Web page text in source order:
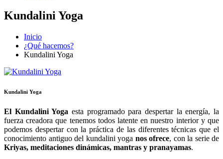
Kundalini Yoga
Inicio
¿Qué hacemos?
Kundalini Yoga
Kundalini Yoga
El Kundalini Yoga esta programado para despertar la energía, la
fuerza creadora que tenemos todos latente en nuestro interior y que
podemos despertar con la práctica de las diferentes técnicas que el
conocimiento antiguo del kundalini yoga nos ofrece, con la serie de
Kriyas, meditaciones dinámicas, mantras y pranayamas.